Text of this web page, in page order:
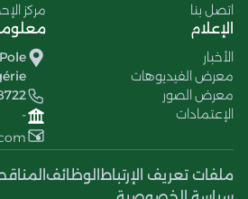
اتصل بنا
مركز
الإعلام
الأخبار
معرض الفيديوهات
معرض الصور
الإعتمادات
-
ملفات تعريف الإرتباط الوظائف